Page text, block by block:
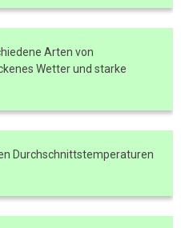
Arten von
Wetter und starke
Durchschnittstemperaturen